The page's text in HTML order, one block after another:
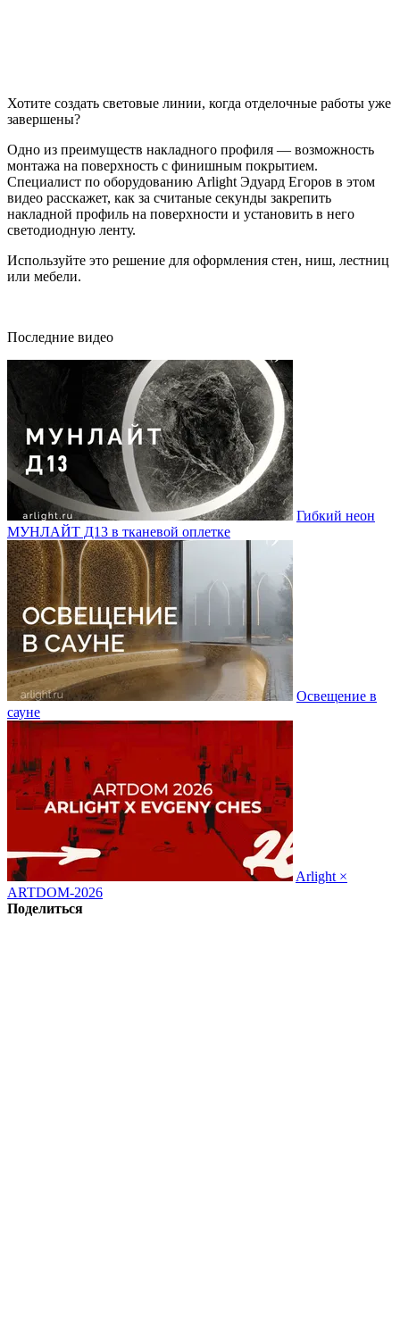
Хотите создать световые линии, когда отделочные работы уже
завершены?
Одно из преимуществ накладного профиля — возможность
монтажа на поверхность с финишным покрытием.
Специалист по оборудованию Arlight Эдуард Егоров в этом
видео расскажет, как за считаные секунды закрепить
накладной профиль на поверхности и установить в него
светодиодную ленту.
Используйте это решение для оформления стен, ниш, лестниц
или мебели.
Последние видео
Гибкий неон
МУНЛАЙТ Д13 в тканевой оплетке
Освещение в
сауне
Arlight ×
ARTDOM-2026
Поделиться